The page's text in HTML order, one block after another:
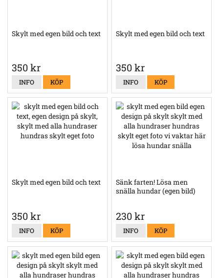
Skylt med egen bild och text
350 kr
INFO KÖP
Skylt med egen bild och text
350 kr
INFO KÖP
Skylt med egen bild och text
350 kr
INFO KÖP
Sänk farten! Lösa men
snälla hundar (egen bild)
230 kr
INFO KÖP